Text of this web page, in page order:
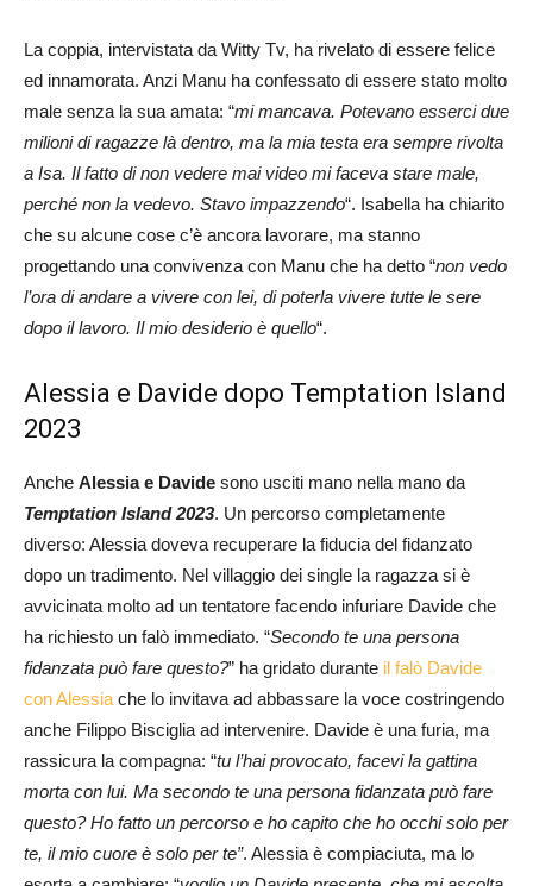
La coppia, intervistata da Witty Tv, ha rivelato di essere felice
ed innamorata. Anzi Manu ha confessato di essere stato molto
male senza la sua amata: “mi mancava. Potevano esserci due
milioni di ragazze là dentro, ma la mia testa era sempre rivolta
a Isa. Il fatto di non vedere mai video mi faceva stare male,
perché non la vedevo. Stavo impazzendo“. Isabella ha chiarito
che su alcune cose c’è ancora lavorare, ma stanno
progettando una convivenza con Manu che ha detto “non vedo
l’ora di andare a vivere con lei, di poterla vivere tutte le sere
dopo il lavoro. Il mio desiderio è quello“.
Alessia e Davide dopo Temptation Island
2023
Anche Alessia e Davide sono usciti mano nella mano da
Temptation Island 2023. Un percorso completamente
diverso: Alessia doveva recuperare la fiducia del fidanzato
dopo un tradimento. Nel villaggio dei single la ragazza si è
avvicinata molto ad un tentatore facendo infuriare Davide che
ha richiesto un falò immediato. “Secondo te una persona
fidanzata può fare questo?” ha gridato durante il falò Davide
con Alessia che lo invitava ad abbassare la voce costringendo
anche Filippo Bisciglia ad intervenire. Davide è una furia, ma
rassicura la compagna: “tu l’hai provocato, facevi la gattina
morta con lui. Ma secondo te una persona fidanzata può fare
questo? Ho fatto un percorso e ho capito che ho occhi solo per
te, il mio cuore è solo per te”. Alessia è compiaciuta, ma lo